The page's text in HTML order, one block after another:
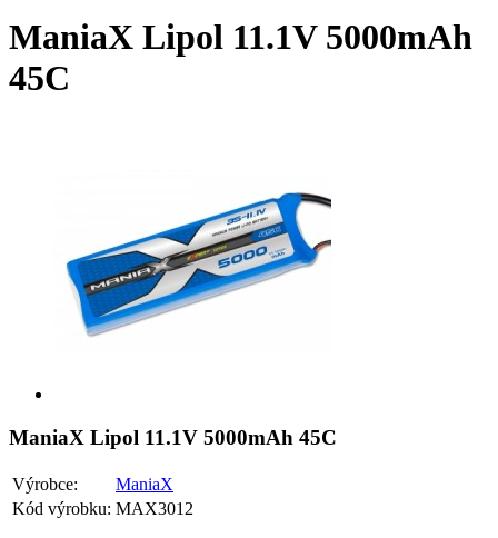
ManiaX Lipol 11.1V 5000mAh
45C
ManiaX Lipol 11.1V 5000mAh 45C
Výrobce:
ManiaX
Kód výrobku: MAX3012